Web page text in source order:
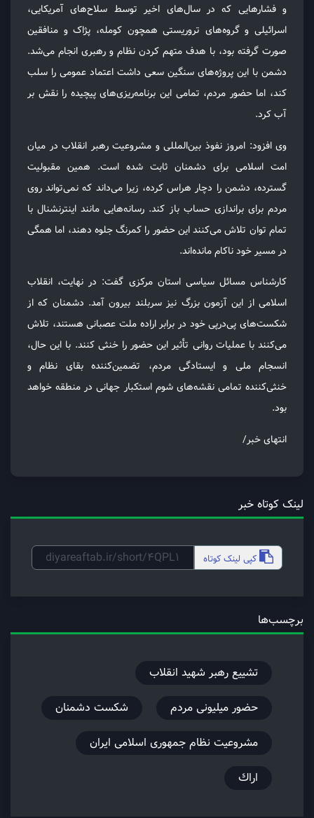
و فشارهایی که در سال‌های اخیر توسط سلاح‌های آمریکایی،
اسرائیلی و گروه‌های تروریستی همچون کومله، پژاک و منافقین
صورت گرفته بود، با هدف متهم کردن نظام و رهبری انجام می‌شد.
دشمن با این پروژه‌های سنگین سعی داشت اعتماد عمومی را سلب
کند، اما حضور مردم، تمامی این برنامه‌ریزی‌های پیچیده را نقش بر
آب کرد.
وى افزود: امروز نفوذ بین‌المللی و مشروعیت رهبر انقلاب در میان
امت اسلامی برای دشمنان ثابت شده است. همین مقبولیت
گسترده، دشمن را دچار هراس کرده، زیرا می‌داند که نمی‌تواند روی
مردم برای براندازی حساب باز کند. رسانه‌هایی مانند اینترنشنال با
تمام توان تلاش می‌کنند این حضور را کمرنگ جلوه دهند، اما همگی
در مسیر خود ناکام مانده‌اند.
كارشناس مسائل سياسى استان مركزى گفت: در نهایت، انقلاب
اسلامی از این آزمون بزرگ نیز سربلند بیرون آمد. دشمنان که از
شکست‌های پی‌درپی خود در برابر اراده ملت عصبانی هستند، تلاش
می‌کنند با عملیات روانی تأثیر این حضور را خنثی کنند. با این حال،
انسجام ملی و ایستادگی مردم، تضمین‌کننده بقای نظام و
خنثی‌کننده تمامی نقشه‌های شوم استکبار جهانی در منطقه خواهد
بود.
انتهاى خبر/
لینک کوتاه خبر
کپی لینک کوتاه
برچسب‌ها
تشييع رهبر شهيد انقلاب
حضور ميليونى مردم
شكست دشمنان
مشروعيت نظام جمهورى اسلامى ايران
اراك